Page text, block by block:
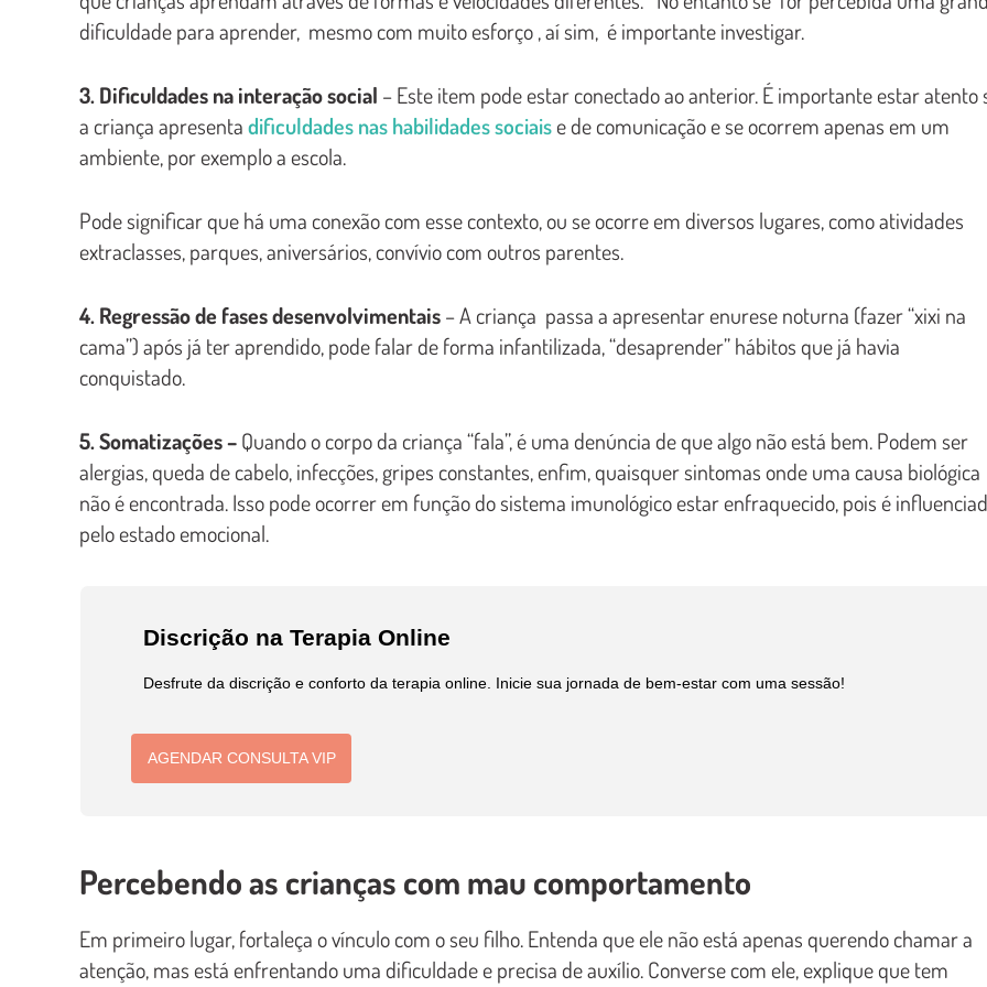
dificuldade para aprender, mesmo com muito esforço , aí sim, é importante investigar.
3. Dificuldades na interação social – Este item pode estar conectado ao anterior. É importante estar atento
a criança apresentadificuldades nas habilidades sociaise de comunicação e se ocorrem apenas em um
ambiente, por exemplo a escola.
Pode significar que há uma conexão com esse contexto, ou se ocorre em diversos lugares, como atividades
extraclasses, parques, aniversários, convívio com outros parentes.
4. Regressão de fases desenvolvimentais– A criança passa a apresentar enurese noturna (fazer “xixi na
cama”) após já ter aprendido, pode falar de forma infantilizada, “desaprender” hábitos que já havia
conquistado.
5. Somatizações –Quando o corpo da criança “fala”, é uma denúncia de que algo não está bem. Podem ser
alergias, queda de cabelo, infecções, gripes constantes, enfim, quaisquer sintomas onde uma causa biológica
não é encontrada. Isso pode ocorrer em função do sistema imunológico estar enfraquecido, pois é
pelo estado emocional.
Discrição na Terapia Online
Desfrute da discrição e conforto da terapia online. Inicie sua jornada de bem-estar com uma sessão!
AGENDAR CONSULTA VIP
Percebendo as crianças com mau comportamento
Em primeiro lugar, fortaleça o vínculo com o seu filho. Entenda que ele não está apenas querendo chamar a
atenção, mas está enfrentando uma dificuldade e precisa de auxílio. Converse com ele, explique que tem